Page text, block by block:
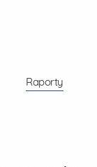
Raporty